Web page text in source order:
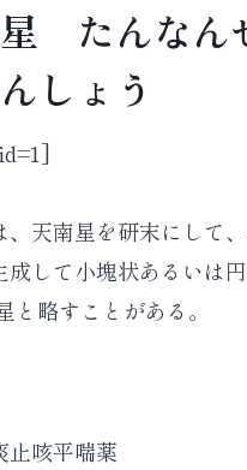
たんなん
しょう
、天南星を研末にして
成して小塊状あるいは
と略すことがある。
止咳平喘薬